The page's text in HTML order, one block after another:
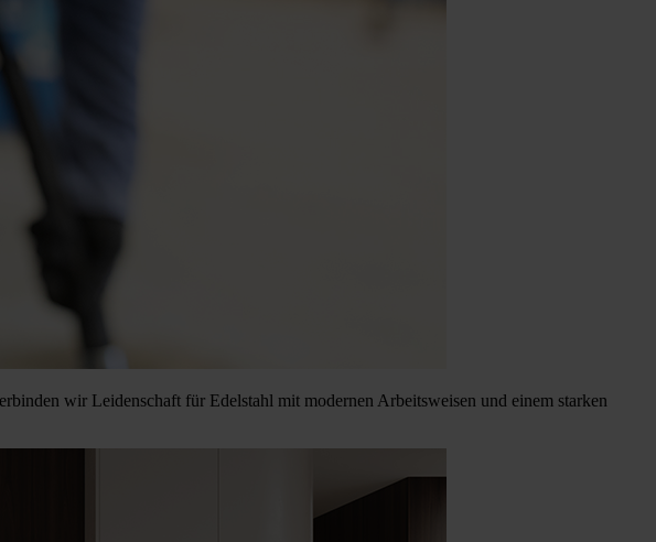
wir Leidenschaft für Edelstahl mit modernen Arbeitsweisen und einem starken